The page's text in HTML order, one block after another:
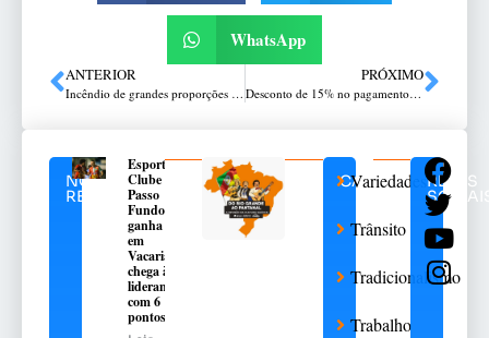
WhatsApp
ANTERIOR
Incêndio de grandes proporções é registrado em vegetação no bairro Cristóvão 2
PRÓXIMO
Desconto de 15% no pagamento em cota única do IPTU de Passo Fundo termina na próxima quarta-feira
NOTÍCIAS
RELACIONADAS
Esporte
Clube
Passo
Fundo
ganha
em
Vacaria e
chega à
liderança
com 6
pontos
CATEGORIAS
Variedades
Trânsito
Tradicionalismo
Trabalho
REDES